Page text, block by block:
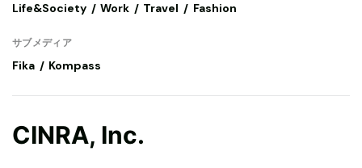
Life&Society
Work Travel Fashion
サブメディア
Fika Kompass
CINRA, Inc.